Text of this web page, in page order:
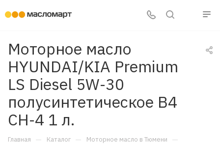
Моторное масло
HYUNDAI/KIA Premium
LS Diesel 5W-30
полусинтетическое B4
CH-4 1 л.
Главная — Каталог — Моторное масло в Тюмени —